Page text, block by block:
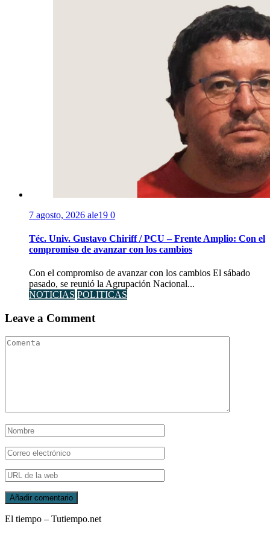
7 agosto, 2026 ale19 0
Téc. Univ. Gustavo Chiriff / PCU – Frente Amplio: Con el
compromiso de avanzar con los cambios
Con el compromiso de avanzar con los cambios El sábado
pasado, se reunió la Agrupación Nacional...
NOTICIAS POLITICAS
Leave a Comment
El tiempo – Tutiempo.net